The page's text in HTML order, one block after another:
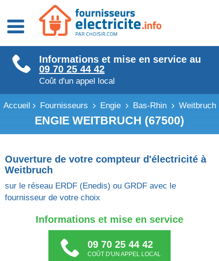
Fournisseurs énergie
Fournisseurs électricité
Fournisseurs gaz
Informations et mise en service au
09 70 25 44 42
Coût d'un appel local
Accueil Fournisseurs Engie Bas-Rhin Weitbruch
ENGIE WEITBRUCH (67500)
Ouverture de votre compteur d'électricité à
Weitbruch
sur le réseau ERDF (Enedis) ou GRDF avec le
fournisseur de votre choix
Informations et mise en service
09 70 25 44 42
COÛT D'UN APPEL LOCAL